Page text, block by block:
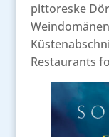
pittoreske
Restaurants